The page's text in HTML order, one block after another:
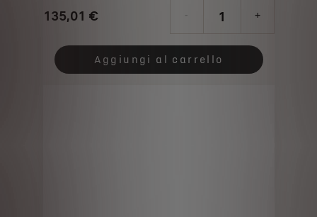
135,01 €
Price
135,01
- +
Quantity
updated
Aggiungi al carrello